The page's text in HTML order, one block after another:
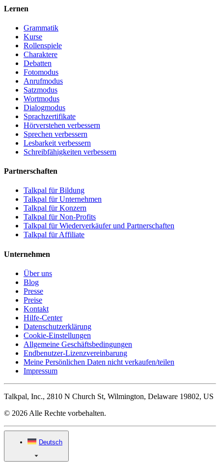
Lernen
Grammatik
Kurse
Rollenspiele
Charaktere
Debatten
Fotomodus
Anrufmodus
Satzmodus
Wortmodus
Dialogmodus
Sprachzertifikate
Hörverstehen verbessern
Sprechen verbessern
Lesbarkeit verbessern
Schreibfähigkeiten verbessern
Partnerschaften
Talkpal für Bildung
Talkpal für Unternehmen
Talkpal für Konzern
Talkpal für Non-Profits
Talkpal für Wiederverkäufer und Partnerschaften
Talkpal für Affiliate
Unternehmen
Über uns
Blog
Presse
Preise
Kontakt
Hilfe-Center
Datenschutzerklärung
Cookie-Einstellungen
Allgemeine Geschäftsbedingungen
Endbenutzer-Lizenzvereinbarung
Meine Persönlichen Daten nicht verkaufen/teilen
Impressum
Talkpal, Inc., 2810 N Church St, Wilmington, Delaware 19802, US
© 2026 Alle Rechte vorbehalten.
Deutsch